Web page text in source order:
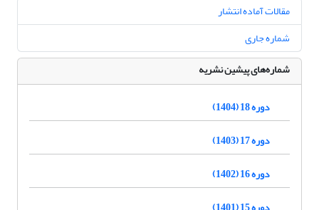
مقالات آماده انتشار
شماره جاری
شماره‌های پیشین نشریه
دوره 18 (1404)
دوره 17 (1403)
دوره 16 (1402)